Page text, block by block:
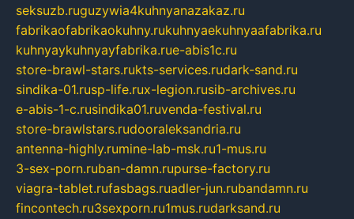
seksuzb.ruguzywia4kuhnyanazakaz.ru
fabrikaofabrikaokuhny.rukuhnyaekuhnyaafabrika.ru
kuhnyaykuhnyayfabrika.rue-abis1c.ru
store-brawl-stars.rukts-services.rudark-sand.ru
sindika-01.rusp-life.rux-legion.rusib-archives.ru
e-abis-1-c.rusindika01.ruvenda-festival.ru
store-brawlstars.rudooraleksandria.ru
antenna-highly.rumine-lab-msk.ru1-mus.ru
3-sex-porn.ruban-damn.rupurse-factory.ru
viagra-tablet.rufasbags.ruadler-jun.rubandamn.ru
fincontech.ru3sexporn.ru1mus.rudarksand.ru